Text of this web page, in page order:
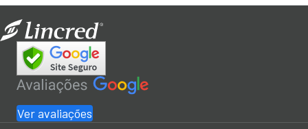
Ver avaliações